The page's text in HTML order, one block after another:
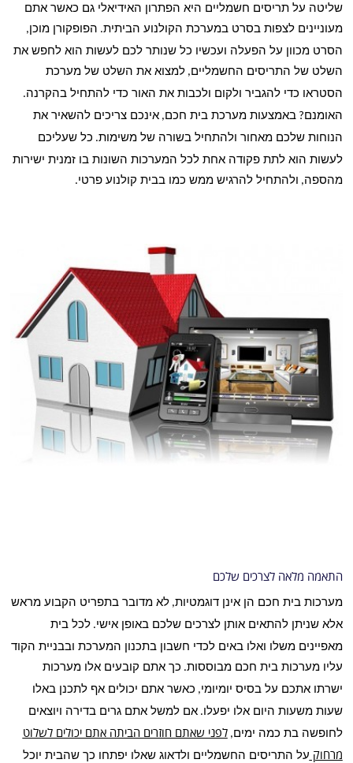
שליטה על תריסים חשמליים היא הפתרון האידיאלי גם כאשר אתם
מעוניינים לצפות בסרט במערכת הקולנוע הביתית. הפופקורן מוכן,
הסרט מכוון על הפעלה ועכשיו כל שנותר לכם לעשות הוא לחפש את
השלט של התריסים החשמליים,למצוא את השלט של מערכת
הסטראו כדי להגביר ולקום ולכבות את האור כדי להתחיל בהקרנה.
האומנם?באמצעות מערכת בית חכם,אינכם צריכים להשאיר את
הנוחות שלכם מאחור ולהתחיל בשורה של משימות. כל שעליכם
לעשות הוא לתת פקודה אחת לכל המערכות השונות בו זמנית ישירות
מהספה, ולהתחיל להרגיש ממש כמו בבית קולנוע פרטי.
התאמה מלאה לצרכים שלכם
מערכות בית חכם הן אינן דוגמטיות,לא מדובר בתפריט הקבוע מראש
אלא שניתן להתאים אותן לצרכים שלכם באופן אישי.לכל בית
מאפיינים משלו ואלו באים לכדי חשבון בתכנון המערכת ובבניית הקוד
עליו מערכות בית חכם מבוססות. כך אתם קובעים אלו מערכות
ישרתו אתכם על בסיס יומיומי, כאשר אתם יכולים אף לתכנן באלו
שעות משעות היום אלו יפעלו.אם למשל אתם גרים בדירה ויוצאים
לחופשה בת כמה ימים,לפני שאתם חוזרים הביתה אתם יכולים לשלוט
מרחוק על התריסים החשמליים ולדאוג שאלו יפתחו כך שהבית יוכל